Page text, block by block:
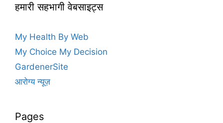
हमारी सहभागी वेबसाइट्स
My Health By Web
My Choice My Decision
GardenerSite
आरोग्य न्यूज़
Pages